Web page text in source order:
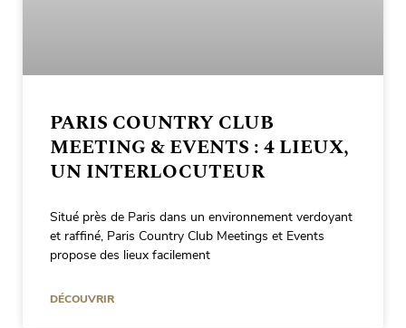
PARIS COUNTRY CLUB
MEETING & EVENTS : 4 LIEUX,
UN INTERLOCUTEUR
Situé près de Paris dans un environnement verdoyant
et raffiné, Paris Country Club Meetings et Events
propose des lieux facilement
DÉCOUVRIR